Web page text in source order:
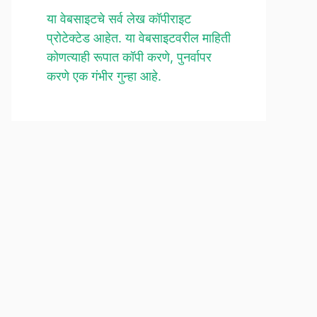
या वेबसाइटचे सर्व लेख कॉपीराइट
प्रोटेक्टेड आहेत. या वेबसाइटवरील माहिती
कोणत्याही रूपात कॉपी करणे, पुनर्वापर
करणे एक गंभीर गुन्हा आहे.